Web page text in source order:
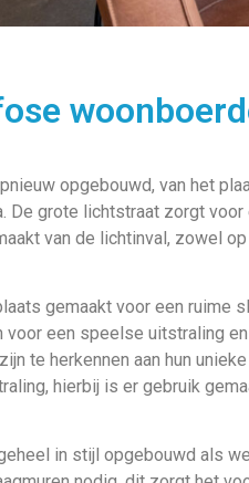
opgebouwd, van het
De grote lichtstraat zorgt
van de lichtinval, zowel
gemaakt voor een ruime
een speelse uitstraling
te herkennen aan hun
hierbij is er gebruik
in stijl opgebouwd als